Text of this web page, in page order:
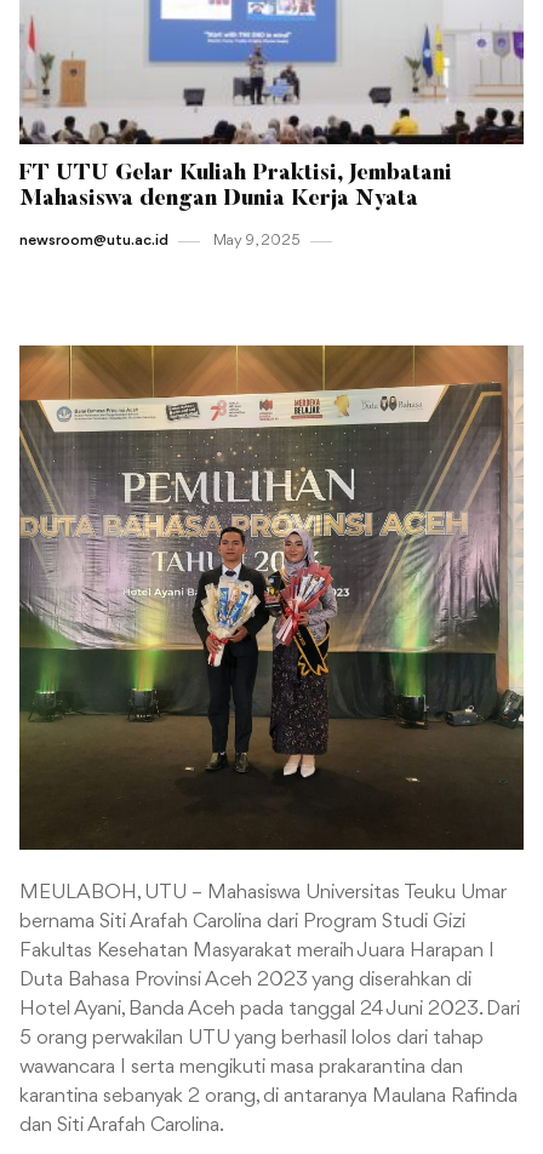
FT UTU Gelar Kuliah Praktisi, Jembatani
Mahasiswa dengan Dunia Kerja Nyata
newsroom@utu.ac.id May 9 , 2025
MEULABOH, UTU – Mahasiswa Universitas Teuku Umar
bernama Siti Arafah Carolina dari Program Studi Gizi
Fakultas Kesehatan Masyarakat meraih Juara Harapan I
Duta Bahasa Provinsi Aceh 2023 yang diserahkan di
Hotel Ayani, Banda Aceh pada tanggal 24 Juni 2023. Dari
5 orang perwakilan UTU yang berhasil lolos dari tahap
wawancara I serta mengikuti masa prakarantina dan
karantina sebanyak 2 orang, di antaranya Maulana Rafinda
dan Siti Arafah Carolina.